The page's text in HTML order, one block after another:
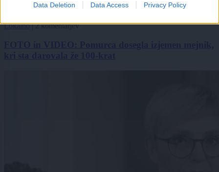
Data Deletion Data Access Privacy Policy
Lokalno|2 komentarjev